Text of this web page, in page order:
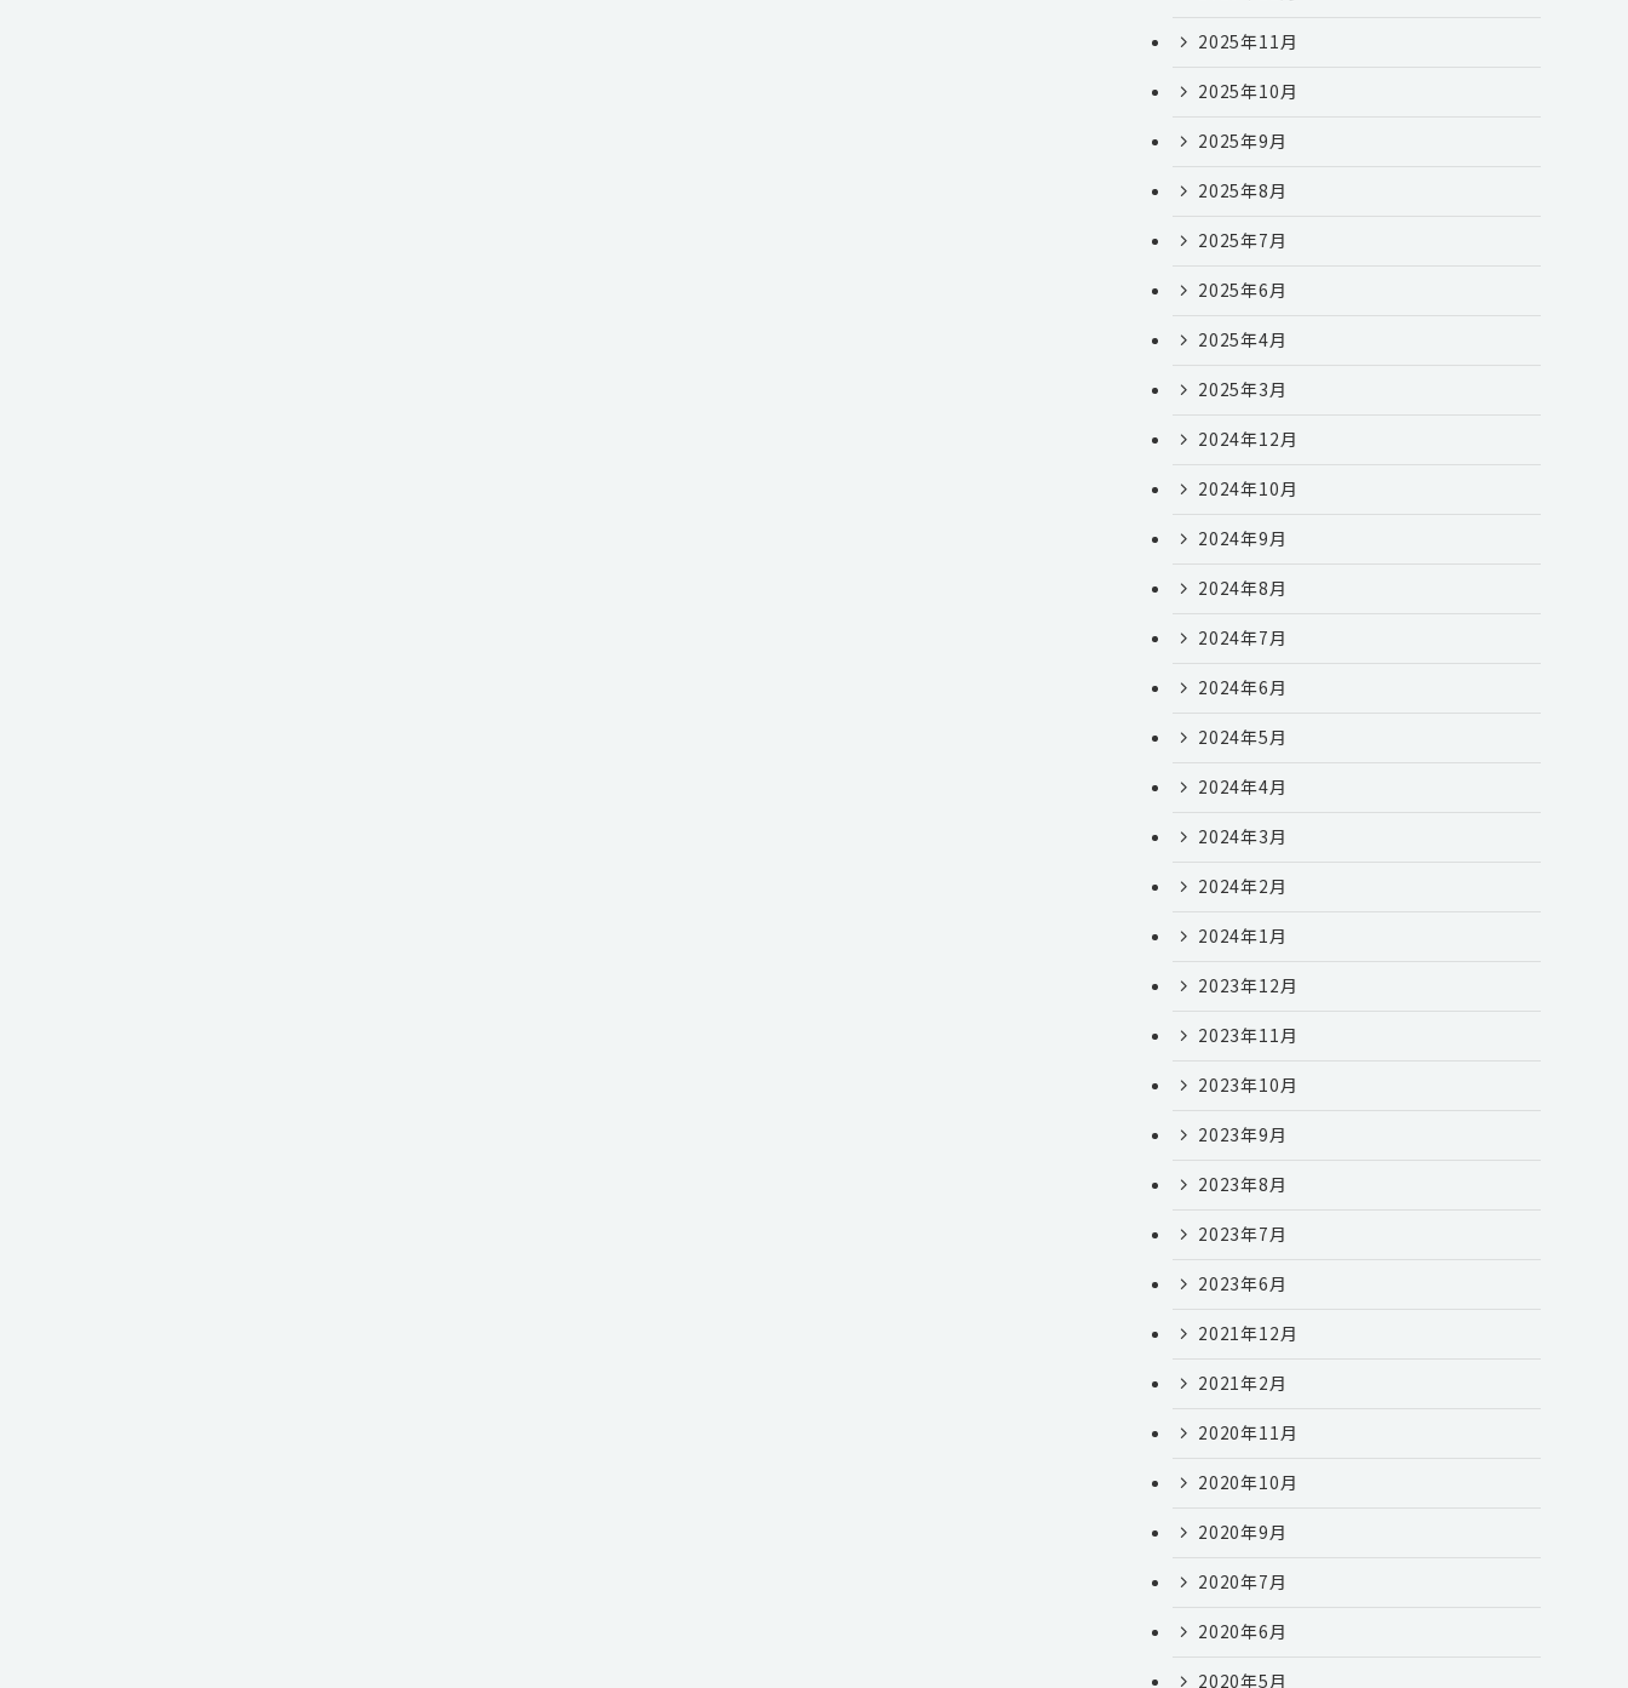
2025年11月
2025年10月
2025年9月
2025年8月
2025年7月
2025年6月
2025年4月
2025年3月
2024年12月
2024年10月
2024年9月
2024年8月
2024年7月
2024年6月
2024年5月
2024年4月
2024年3月
2024年2月
2024年1月
2023年12月
2023年11月
2023年10月
2023年9月
2023年8月
2023年7月
2023年6月
2021年12月
2021年2月
2020年11月
2020年10月
2020年9月
2020年7月
2020年6月
2020年5月